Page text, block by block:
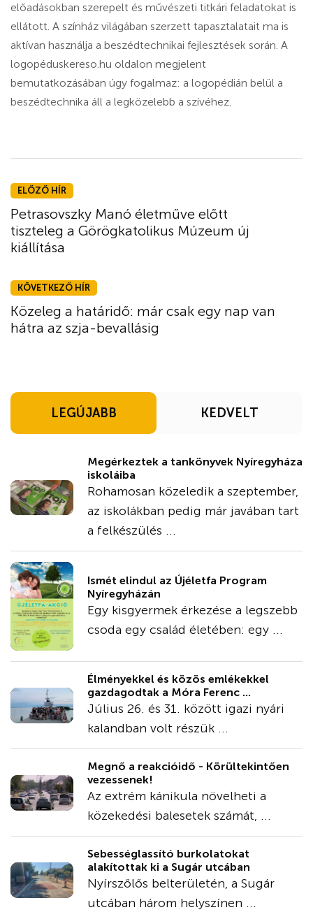
előadásokban szerepelt és művészeti titkári feladatokat is
ellátott. A színház világában szerzett tapasztalatait ma is
aktívan használja a beszédtechnikai fejlesztések során. A
logopéduskereso.hu oldalon megjelent
bemutatkozásában úgy fogalmaz: a logopédián belül a
beszédtechnika áll a legközelebb a szívéhez.
ELŐZŐ HÍR
Petrasovszky Manó életműve előtt
tiszteleg a Görögkatolikus Múzeum új
kiállítása
KÖVETKEZŐ HÍR
Közeleg a határidő: már csak egy nap van
hátra az szja-bevallásig
LEGÚJABB KEDVELT
Megérkeztek a tankönyvek Nyíregyháza
iskoláiba
Rohamosan közeledik a szeptember,
az iskolákban pedig már javában tart
a felkészülés ...
Ismét elindul az Újéletfa Program
Nyíregyházán
Egy kisgyermek érkezése a legszebb
csoda egy család életében: egy ...
Élményekkel és közös emlékekkel
gazdagodtak a Móra Ferenc ...
Július 26. és 31. között igazi nyári
kalandban volt részük ...
Megnő a reakcióidő - Körültekintően
vezessenek!
Az extrém kánikula növelheti a
közekedési balesetek számát, ...
Sebességlassító burkolatokat
alakítottak ki a Sugár utcában
Nyírszőlős belterületén, a Sugár
utcában három helyszínen ...